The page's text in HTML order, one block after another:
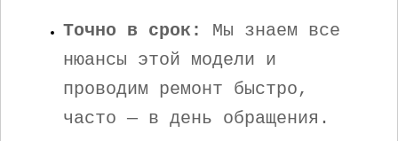
Точно в срок:
Мы знаем все
нюансы этой модели и
проводим ремонт быстро,
часто — в день обращения.